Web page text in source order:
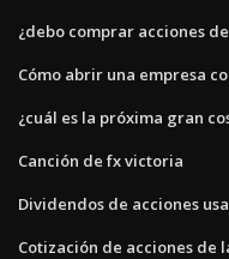
¿debo comprar acciones
Cómo abrir una empresa
¿cuál es la próxima gran
Canción de fx victoria
Dividendos de acciones
Cotización de acciones de